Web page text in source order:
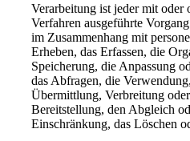
Verarbeitung ist jeder mit oder
Verfahren ausgeführte
im Zusammenhang mit
Erheben, das Erfassen, die
Speicherung, die Anpassung
das Abfragen, die
Übermittlung, Verbreitung
Bereitstellung, den Abgleich
Einschränkung, das Löschen